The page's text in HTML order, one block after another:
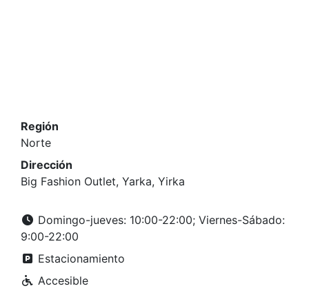
Región
Norte
Dirección
Big Fashion Outlet, Yarka, Yirka
Domingo-jueves: 10:00-22:00; Viernes-Sábado:
9:00-22:00
Estacionamiento
Accesible